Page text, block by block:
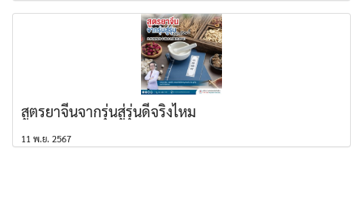
สูตรยาจีนจากรุ่นสู่รุ่นดีจริงไหม
11 พ.ย. 2567